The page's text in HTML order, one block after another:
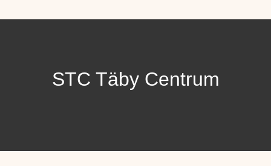
STC Täby Centrum